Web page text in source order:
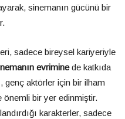
sinemanın gücünü bir
sadece bireysel kariyeriyle
evriminede katkıda
genç aktörler için bir ilham
önemli bir yer edinmiştir.
karakterler, sadece